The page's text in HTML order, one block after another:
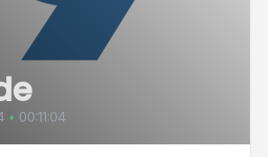
• 00:11:04